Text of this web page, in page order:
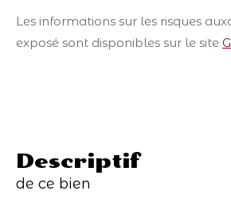
Les informations sur les risques
exposé sont disponibles sur le site
descriptif
de ce bien